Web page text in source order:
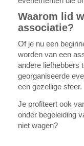
Waarom lid
associatie?
Of je nu een
worden van een
andere liefhebbers
georganiseerde
een gezellige sfeer.
Je profiteert ook
onder begeleiding
niet wagen?